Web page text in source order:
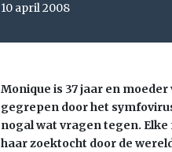
10 april 2008
Monique is 37 jaar en
gegrepen door het
nogal wat vragen tegen.
haar zoektocht door de